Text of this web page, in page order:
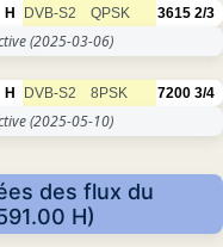
H DVB-S2 QPSK 3615 2/3
(2025-03-06)
H DVB-S2 8PSK 7200 3/4
(2025-05-10)
des flux du
H)